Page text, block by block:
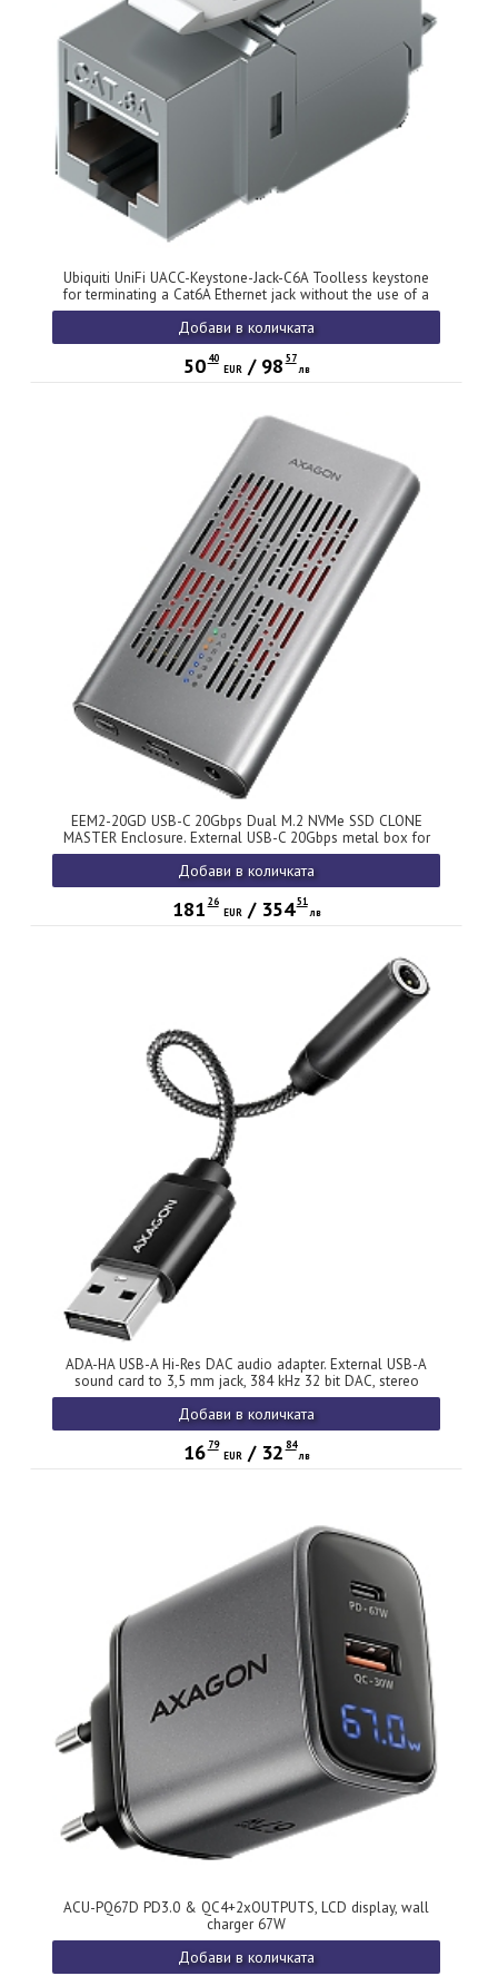
Ubiquiti UniFi UACC-Keystone-Jack-C6A Toolless keystone
for terminating a Cat6A Ethernet jack without the use of a
punch-down or crimping tool, (12) Keystone Jacks per pack
Добави в количката
50 40
EUR/ 98 57
лв
EEM2-20GD USB-C 20Gbps Dual M.2 NVMe SSD CLONE
MASTER Enclosure. External USB-C 20Gbps metal box for
two M.2 NVMe SSD disks with cloning functionality.
Добави в количката
181 26
EUR/ 354 51
лв
ADA-HA USB-A Hi-Res DAC audio adapter. External USB-A
sound card to 3,5 mm jack, 384 kHz 32 bit DAC, stereo
Добави в количката
16 79
EUR/ 32 84
лв
ACU-PQ67D PD3.0 & QC4+2xOUTPUTS, LCD display, wall
charger 67W
Добави в количката